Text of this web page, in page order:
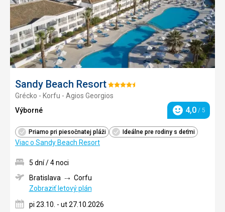
Sandy Beach ResortHodnotenie:
4.5/5
Grécko - Korfu - Agios Georgios
Výborné
Hodnotenie
4,0 / 5
Priamo pri piesočnatej pláži Ideálne pre rodiny s deťmi
Viac o Sandy Beach Resort
5 dní / 4 noci
Bratislava
Corfu
Zobraziť letový plán
pi 23.10. - ut 27.10.2026